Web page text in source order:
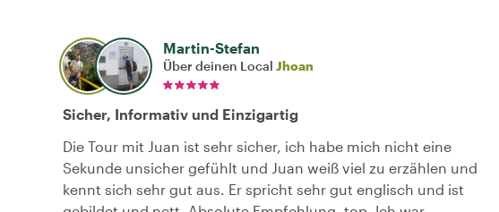
Martin-Stefan
Über deinen Local Jhoan
Sicher, Informativ und Einzigartig
Die Tour mit Juan ist sehr sicher, ich habe mich nicht eine
Sekunde unsicher gefühlt und Juan weiß viel zu erzählen und
kennt sich sehr gut aus. Er spricht sehr gut englisch und ist